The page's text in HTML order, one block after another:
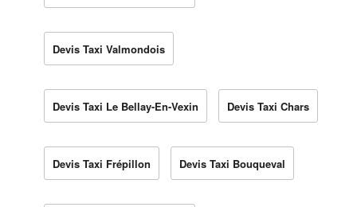
Devis Taxi Valmondois
Devis Taxi Le Bellay-En-Vexin Devis Taxi Chars
Devis Taxi Frépillon Devis Taxi Bouqueval